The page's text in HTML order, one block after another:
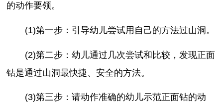
的动作要领。
(1)第一步：引导幼儿尝试用自己的方法过山洞。
(2)第二步：幼儿通过几次尝试和比较，发现正面
钻是通过山洞最快捷、安全的方法。
(3)第三步：请动作准确的幼儿示范正面钻的动